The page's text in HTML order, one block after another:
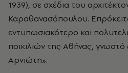
1939), σε σχέδια του
Καραθανασόπουλου.
εντυπωσιακότερο και
ποικιλιών της Αθήνας,
Αρνιώτη».